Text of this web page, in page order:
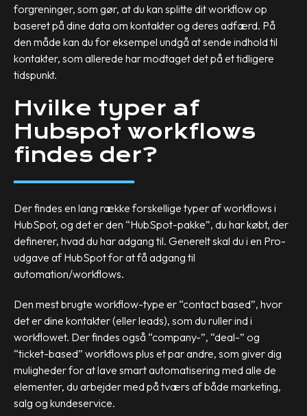
forgreninger, som gør, at du kan splitte dit workflow op
baseret på dine data om kontakter og deres adfærd. På
den måde kan du for eksempel undgå at sende indhold til
kontakter, som allerede har modtaget det på et tidligere
tidspunkt.
Hvilke typer af
Hubspot workflows
findes der?
Der findes en lang række forskellige typer af workflows i
HubSpot, og det er den “HubSpot-pakke”, du har købt, der
definerer, hvad du har adgang til. Generelt skal du i en Pro-
udgave af HubSpot for at få adgang til
automation/workflows.
Den mest brugte workflow-type er “contact based”, hvor
det er dine kontakter (eller leads), som du ruller ind i
workflowet. Der findes også “company-”, “deal-” og
“ticket-based” workflows plus et par andre, som giver dig
muligheder for at lave smart automatisering med alle de
elementer, du arbejder med på tværs af både marketing,
salg og kundeservice.